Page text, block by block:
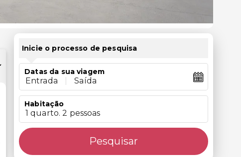
Inicie o processo de pesquisa
Datas da sua viagem
Entrada Saída
Habitação
1 quarto. 2 pessoas
Pesquisar